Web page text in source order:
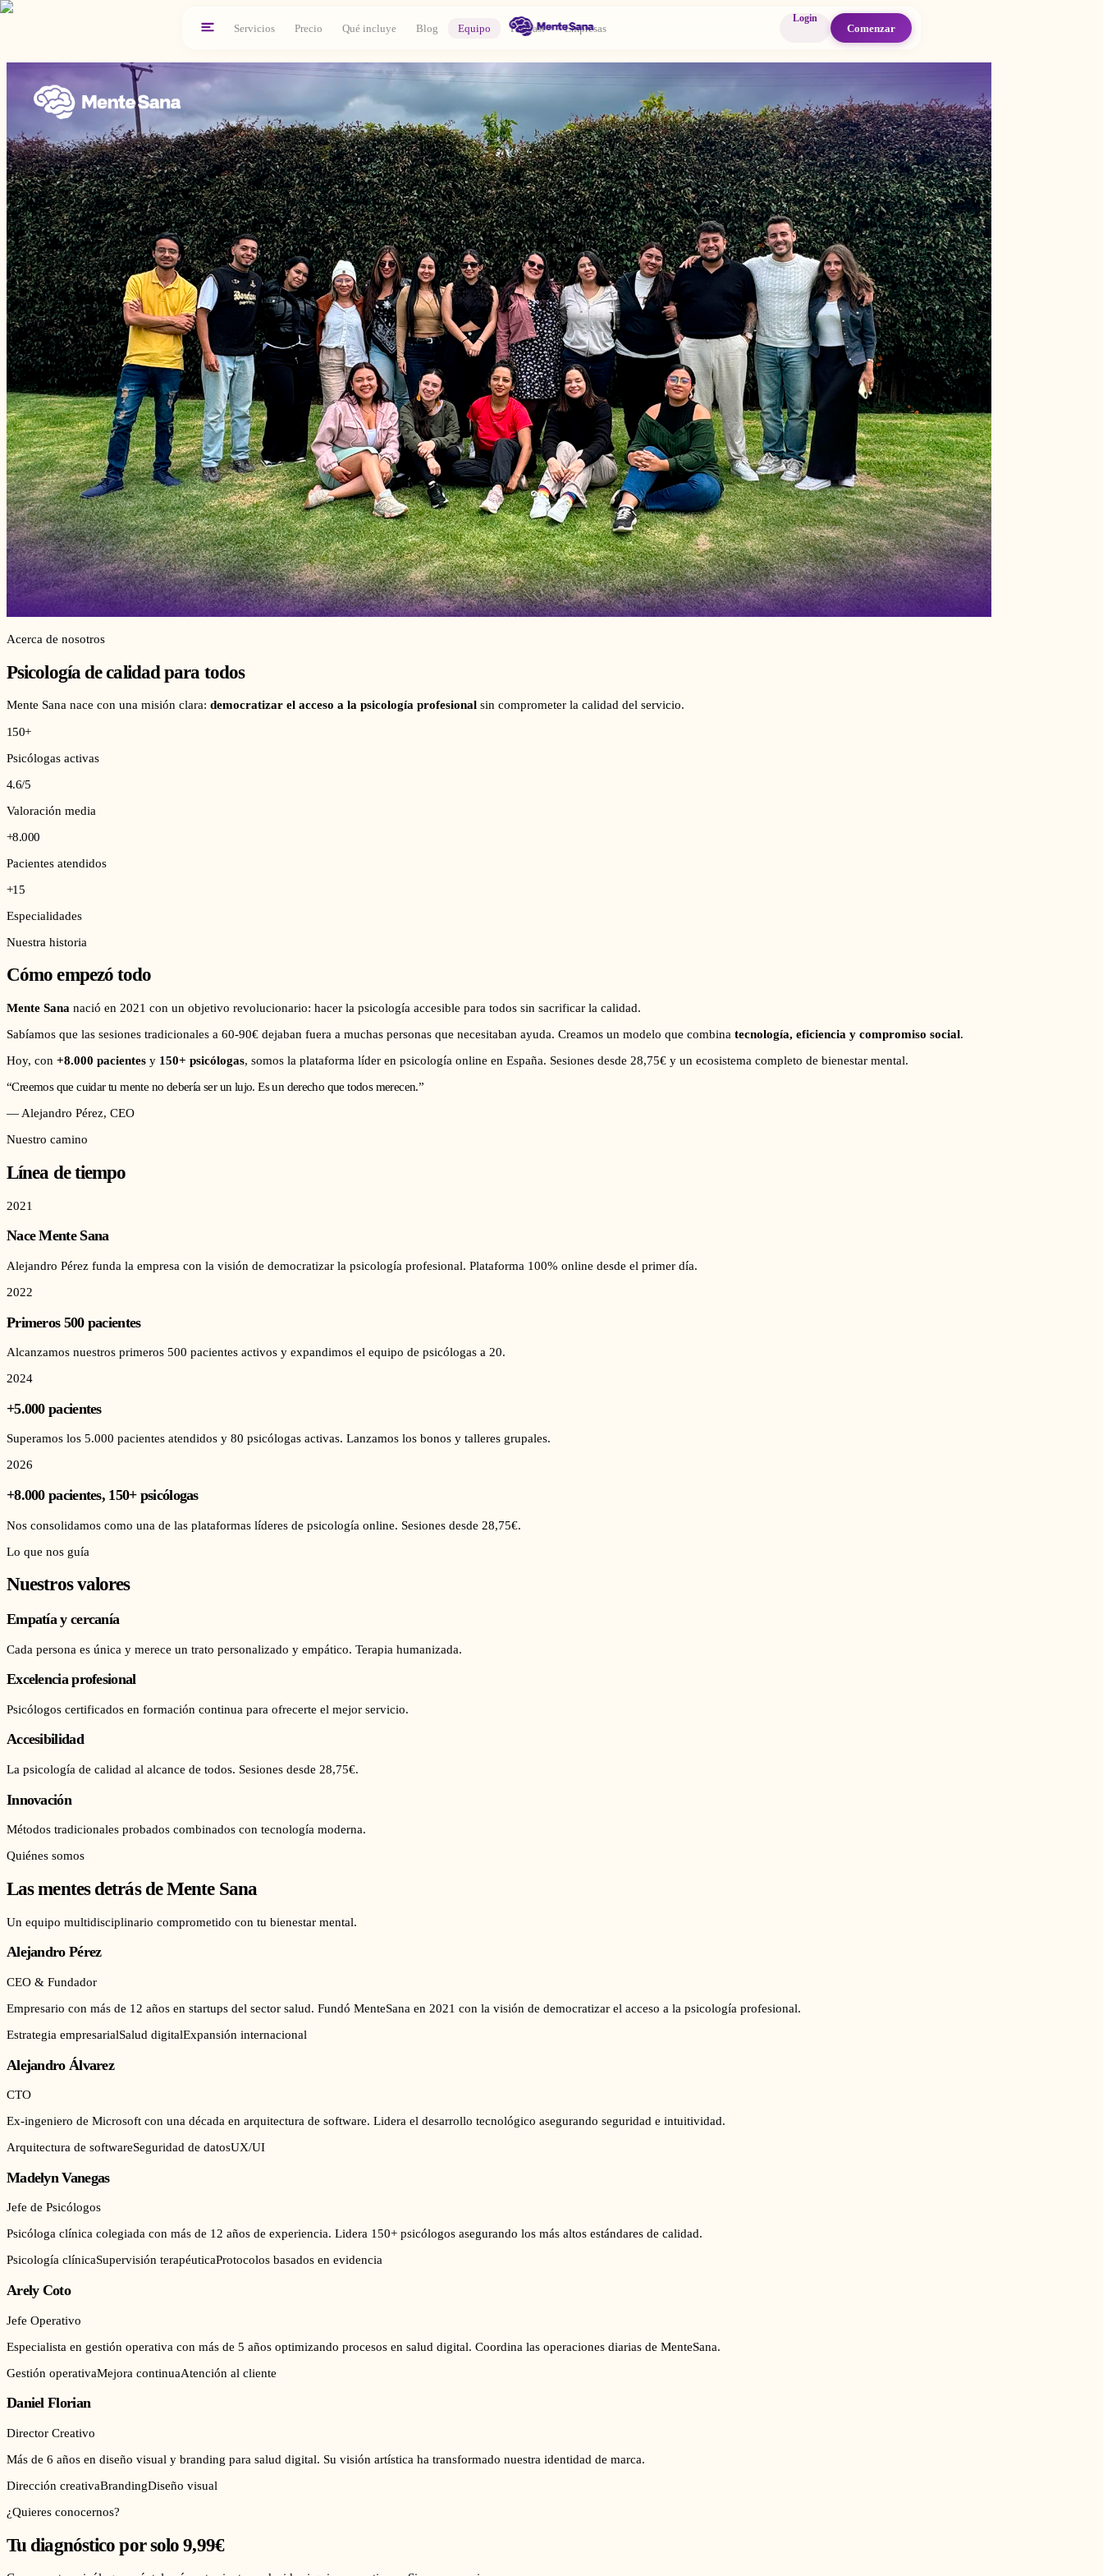
Servicios Precio Qué incluye Blog Equipo Podcast Empresas
Login
Comenzar
Acerca de nosotros
Psicología de calidad para todos
Mente Sana nace con una misión clara: democratizar el acceso a la psicología profesional sin comprometer la calidad del servicio.
150+
Psicólogas activas
4.6/5
Valoración media
+8.000
Pacientes atendidos
+15
Especialidades
Nuestra historia
Cómo empezó todo
Mente Sana nació en 2021 con un objetivo revolucionario: hacer la psicología accesible para todos sin sacrificar la calidad.
Sabíamos que las sesiones tradicionales a 60-90€ dejaban fuera a muchas personas que necesitaban ayuda. Creamos un modelo que combina tecnología, eficiencia y compromiso social.
Hoy, con +8.000 pacientes y 150+ psicólogas, somos la plataforma líder en psicología online en España. Sesiones desde 28,75€ y un ecosistema completo de bienestar mental.
“Creemos que cuidar tu mente no debería ser un lujo. Es un derecho que todos merecen.”
— Alejandro Pérez, CEO
Nuestro camino
Línea de tiempo
2021
Nace Mente Sana
Alejandro Pérez funda la empresa con la visión de democratizar la psicología profesional. Plataforma 100% online desde el primer día.
2022
Primeros 500 pacientes
Alcanzamos nuestros primeros 500 pacientes activos y expandimos el equipo de psicólogas a 20.
2024
+5.000 pacientes
Superamos los 5.000 pacientes atendidos y 80 psicólogas activas. Lanzamos los bonos y talleres grupales.
2026
+8.000 pacientes, 150+ psicólogas
Nos consolidamos como una de las plataformas líderes de psicología online. Sesiones desde 28,75€.
Lo que nos guía
Nuestros valores
Empatía y cercanía
Cada persona es única y merece un trato personalizado y empático. Terapia humanizada.
Excelencia profesional
Psicólogos certificados en formación continua para ofrecerte el mejor servicio.
Accesibilidad
La psicología de calidad al alcance de todos. Sesiones desde 28,75€.
Innovación
Métodos tradicionales probados combinados con tecnología moderna.
Quiénes somos
Las mentes detrás de Mente Sana
Un equipo multidisciplinario comprometido con tu bienestar mental.
Alejandro Pérez
CEO & Fundador
Empresario con más de 12 años en startups del sector salud. Fundó MenteSana en 2021 con la visión de democratizar el acceso a la psicología profesional.
Estrategia empresarialSalud digitalExpansión internacional
Alejandro Álvarez
CTO
Ex-ingeniero de Microsoft con una década en arquitectura de software. Lidera el desarrollo tecnológico asegurando seguridad e intuitividad.
Arquitectura de softwareSeguridad de datosUX/UI
Madelyn Vanegas
Jefe de Psicólogos
Psicóloga clínica colegiada con más de 12 años de experiencia. Lidera 150+ psicólogos asegurando los más altos estándares de calidad.
Psicología clínicaSupervisión terapéuticaProtocolos basados en evidencia
Arely Coto
Jefe Operativo
Especialista en gestión operativa con más de 5 años optimizando procesos en salud digital. Coordina las operaciones diarias de MenteSana.
Gestión operativaMejora continuaAtención al cliente
Daniel Florian
Director Creativo
Más de 6 años en diseño visual y branding para salud digital. Su visión artística ha transformado nuestra identidad de marca.
Dirección creativaBrandingDiseño visual
¿Quieres conocernos?
Tu diagnóstico por solo 9,99€